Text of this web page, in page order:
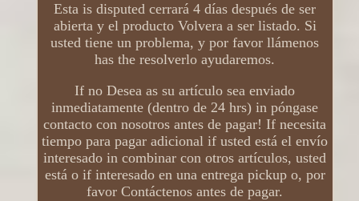
Esta is disputed cerrará 4 días después de ser
abierta y el producto Volvera a ser listado. Si
usted tiene un problema, y ​​por favor llámenos
has the resolverlo ayudaremos.
If no Desea as su artículo sea enviado
inmediatamente (dentro de 24 hrs) in póngase
contacto con nosotros antes de pagar! If necesita
tiempo para pagar adicional if usted está el envío
interesado in combinar con otros artículos, usted
está o if interesado en una entrega pickup o, por
favor Contáctenos antes de pagar.